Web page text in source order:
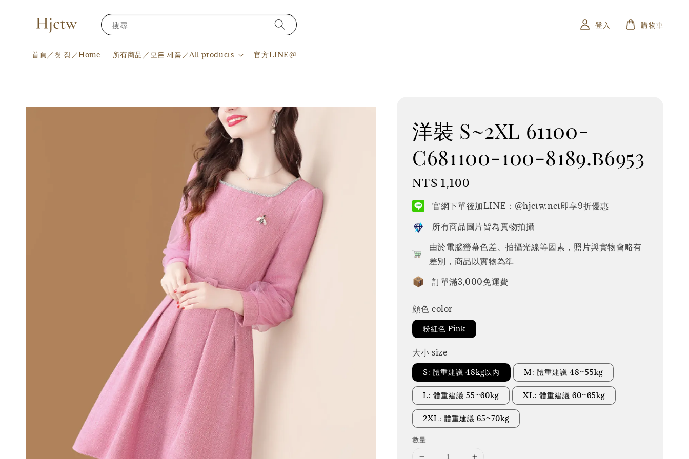
搜尋
首頁／첫 장／Home 所有商品／모든 제품／All products 官方LINE@
登入 購物車
洋裝 S~2XL 61100-
C681100-100-8189.b6953
Regular
price
NT$ 1,100
官網下單後加LINE：@hjctw.net即享9折優惠
所有商品圖片皆為實物拍攝
由於電腦螢幕色差、拍攝光線等因素，照片與實物會略有
差別，商品以實物為準
訂單滿3,000免運費
顔色 color
粉紅色 Pink
大小 size
S: 體重建議 48kg以內 M: 體重建議 48~55kg
L: 體重建議 55~60kg XL: 體重建議 60~65kg
2XL: 體重建議 65~70kg
數量